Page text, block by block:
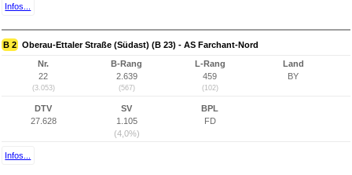
Infos...
B 2 Oberau-Ettaler Straße (Südast) (B 23) - AS Farchant-Nord
Nr.
22
(3.053)
B-Rang
2.639
(567)
L-Rang
459
(102)
Land
BY
DTV
27.628
SV
1.105
(4,0%)
BPL
FD
Infos...